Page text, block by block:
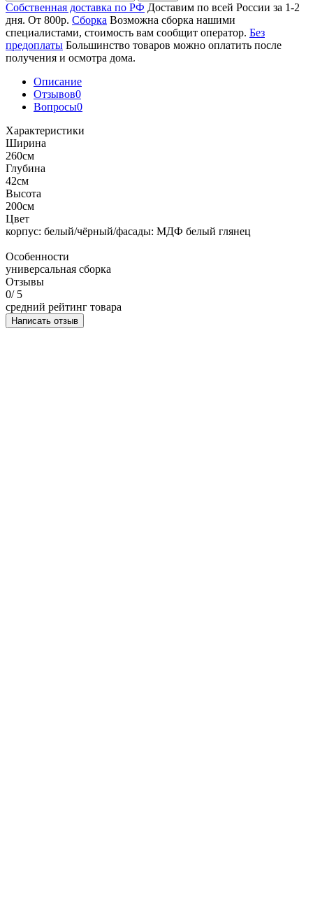
Собственная доставка по РФ Доставим по всей России за 1-2
дня. От 800р. Сборка Возможна сборка нашими
специалистами, стоимость вам сообщит оператор. Без
предоплаты Большинство товаров можно оплатить после
получения и осмотра дома.
Описание
Отзывов0
Вопросы0
Характеристики
Ширина
260см
Глубина
42см
Высота
200см
Цвет
корпус: белый/чёрный/фасады: МДФ белый глянец
Особенности
универсальная сборка
Отзывы
0/ 5
средний рейтинг товара
Написать отзыв